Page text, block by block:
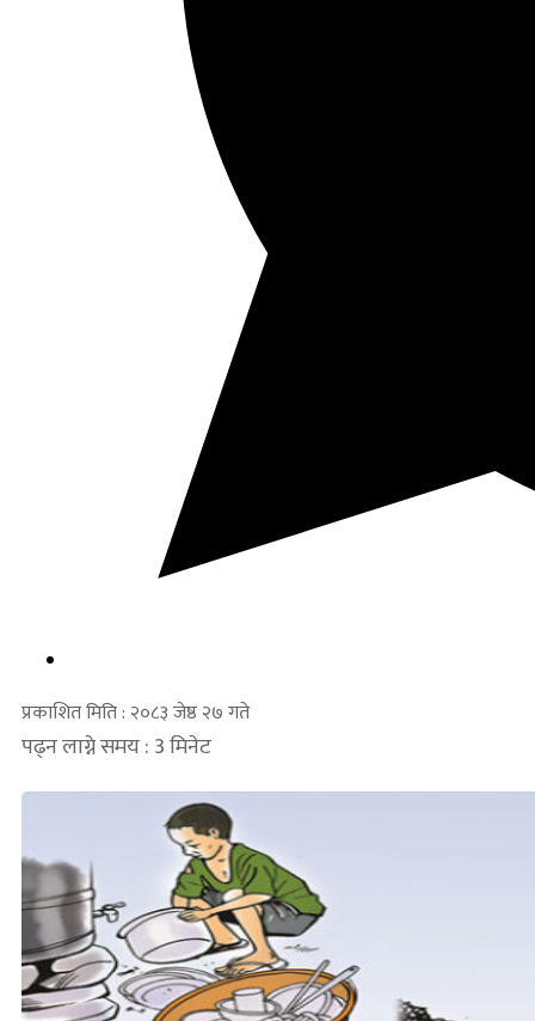
प्रकाशित मिति : २०८३ जेष्ठ २७ गते
पढ्न लाग्ने समय : 3 मिनेट